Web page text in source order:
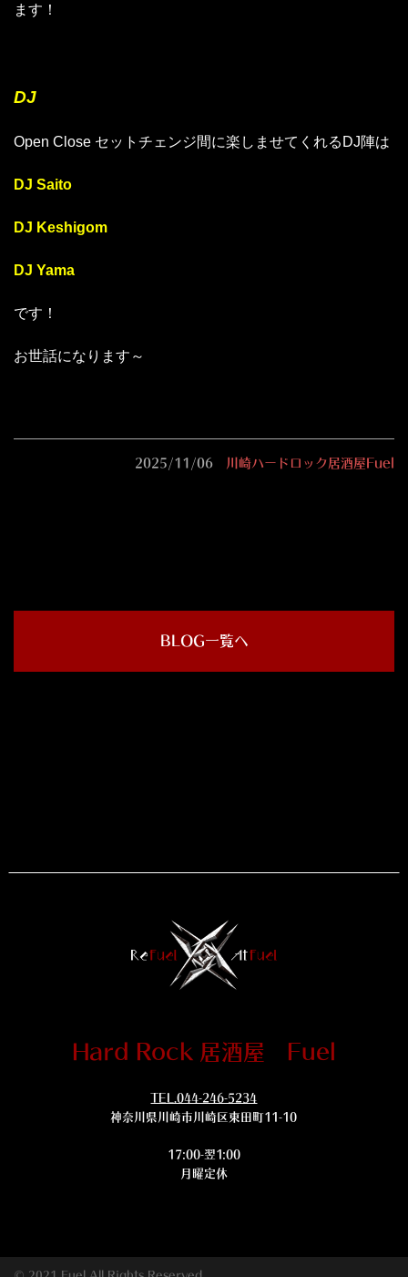
ます！
DJ
Open Close セットチェンジ間に楽しませてくれるDJ陣は
DJ Saito
DJ Keshigom
DJ Yama
です！
お世話になります～
2025/11/06 川崎ハードロック居酒屋Fuel
BLOG一覧へ
Hard Rock 居酒屋 Fuel
TEL.044-246-5234
神奈川県川崎市川崎区東田町11-10
17:00-翌1:00
月曜定休